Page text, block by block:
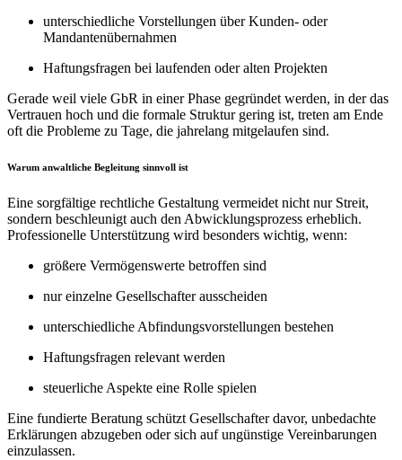
unterschiedliche Vorstellungen über Kunden- oder
Mandantenübernahmen
Haftungsfragen bei laufenden oder alten Projekten
Gerade weil viele GbR in einer Phase gegründet werden, in der das
Vertrauen hoch und die formale Struktur gering ist, treten am Ende
oft die Probleme zu Tage, die jahrelang mitgelaufen sind.
Warum anwaltliche Begleitung sinnvoll ist
Eine sorgfältige rechtliche Gestaltung vermeidet nicht nur Streit,
sondern beschleunigt auch den Abwicklungsprozess erheblich.
Professionelle Unterstützung wird besonders wichtig, wenn:
größere Vermögenswerte betroffen sind
nur einzelne Gesellschafter ausscheiden
unterschiedliche Abfindungsvorstellungen bestehen
Haftungsfragen relevant werden
steuerliche Aspekte eine Rolle spielen
Eine fundierte Beratung schützt Gesellschafter davor, unbedachte
Erklärungen abzugeben oder sich auf ungünstige Vereinbarungen
einzulassen.